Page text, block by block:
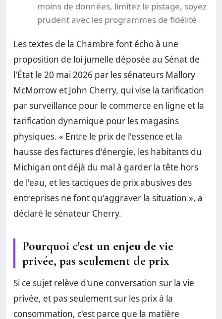
moins de données, limitez le pistage, soyez
prudent avec les programmes de fidélité
Les textes de la Chambre font écho à une
proposition de loi jumelle déposée au Sénat de
l'État le 20 mai 2026 par les sénateurs Mallory
McMorrow et John Cherry, qui vise la tarification
par surveillance pour le commerce en ligne et la
tarification dynamique pour les magasins
physiques. « Entre le prix de l'essence et la
hausse des factures d'énergie, les habitants du
Michigan ont déjà du mal à garder la tête hors
de l'eau, et les tactiques de prix abusives des
entreprises ne font qu'aggraver la situation », a
déclaré le sénateur Cherry.
Pourquoi c'est un enjeu de vie
privée, pas seulement de prix
Si ce sujet relève d'une conversation sur la vie
privée, et pas seulement sur les prix à la
consommation, c'est parce que la matière